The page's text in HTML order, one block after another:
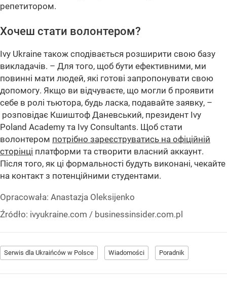
репетитором.
Хочеш стати волонтером?
Ivy Ukraine також сподівається розширити свою базу
викладачів. – Для того, щоб бути ефективними, ми
повинні мати людей, які готові запропонувати свою
допомогу. Якщо ви відчуваєте, що могли б проявити
себе в ролі тьютора, будь ласка, подавайте заявку, –
розповідає Кшиштоф Даневський, президент Ivy
Poland Academy та Ivy Consultants. Щоб стати
волонтером потрібно зареєструватись на офіційній
сторінці платформи та створити власний аккаунт.
Після того, як ці формальності будуть виконані, чекайте
на контакт з потенційними студентами.
Opracowała: Anastazja Oleksijenko
Źródło: ivyukraine.com / businessinsider.com.pl
Serwis dla Ukraińców w Polsce Wiadomości Poradnik